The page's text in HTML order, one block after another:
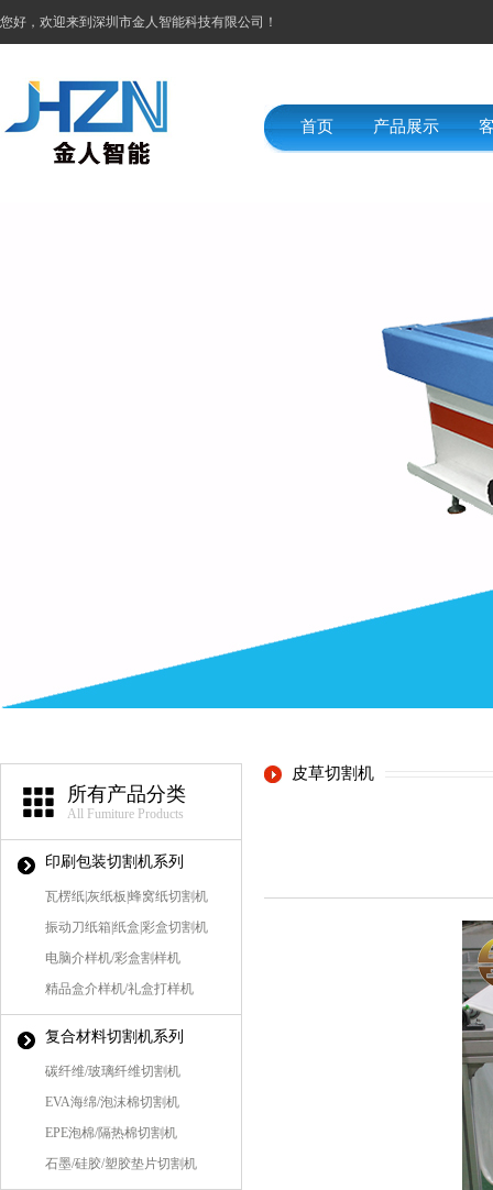
您好，欢迎来到深圳市金人智能科技有限公司！
首页 产品展示
所有产品分类
All Fumiture Products
印刷包装切割机系列
瓦楞纸|灰纸板|蜂窝纸切割机
振动刀纸箱|纸盒|彩盒切割机
电脑介样机/彩盒割样机
精品盒介样机/礼盒打样机
复合材料切割机系列
碳纤维/玻璃纤维切割机
EVA海绵/泡沫棉切割机
EPE泡棉/隔热棉切割机
石墨/硅胶/塑胶垫片切割机
皮草切割机